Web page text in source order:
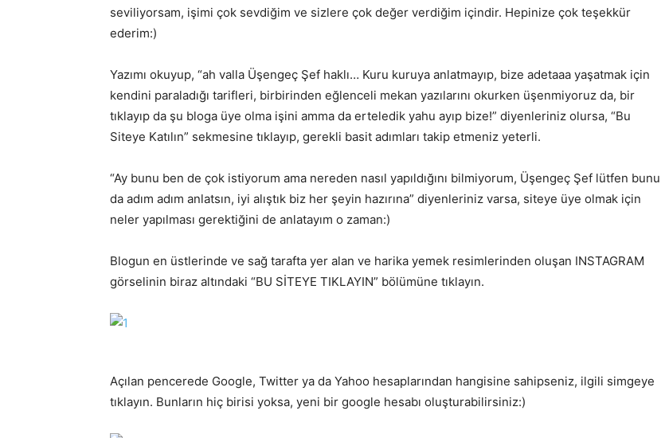
seviliyorsam, işimi çok sevdiğim ve sizlere çok değer verdiğim içindir. Hepinize çok teşekkür
ederim:)
Yazımı okuyup, “ah valla Üşengeç Şef haklı… Kuru kuruya anlatmayıp, bize adetaaa yaşatmak için
kendini paraladığı tarifleri, birbirinden eğlenceli mekan yazılarını okurken üşenmiyoruz da, bir
tıklayıp da şu bloga üye olma işini amma da erteledik yahu ayıp bize!” diyenleriniz olursa, “Bu
Siteye Katılın” sekmesine tıklayıp, gerekli basit adımları takip etmeniz yeterli.
“Ay bunu ben de çok istiyorum ama nereden nasıl yapıldığını bilmiyorum, Üşengeç Şef lütfen bunu
da adım adım anlatsın, iyi alıştık biz her şeyin hazırına” diyenleriniz varsa, siteye üye olmak için
neler yapılması gerektiğini de anlatayım o zaman:)
Blogun en üstlerinde ve sağ tarafta yer alan ve harika yemek resimlerinden oluşan INSTAGRAM
görselinin biraz altındaki “BU SİTEYE TIKLAYIN” bölümüne tıklayın.
Açılan pencerede Google, Twitter ya da Yahoo hesaplarından hangisine sahipseniz, ilgili simgeye
tıklayın. Bunların hiç birisi yoksa, yeni bir google hesabı oluşturabilirsiniz:)